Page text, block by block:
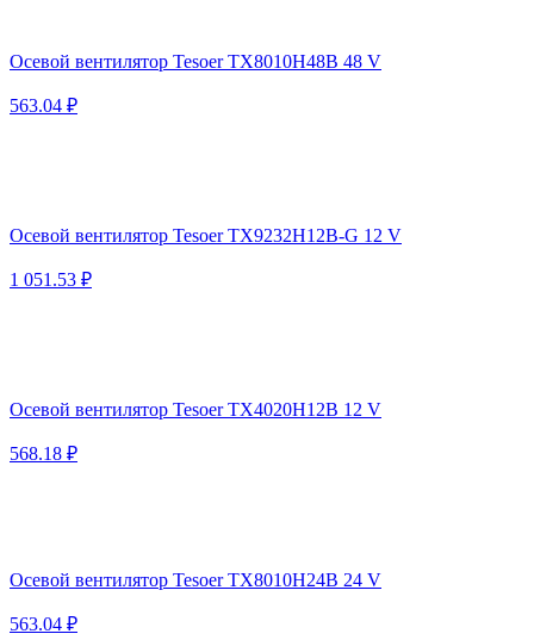
Осевой вентилятор Tesoer TX8010H48B 48 V
563.04 ₽
Осевой вентилятор Tesoer TX9232H12B-G 12 V
1 051.53 ₽
Осевой вентилятор Tesoer TX4020H12B 12 V
568.18 ₽
Осевой вентилятор Tesoer TX8010H24B 24 V
563.04 ₽